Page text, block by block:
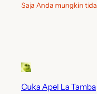
Saja Anda mungkin
Cuka Apel La Tamba